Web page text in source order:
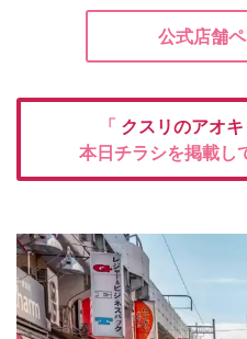
公式店舗
「 クスリのアオキ
本日チラシを掲載し